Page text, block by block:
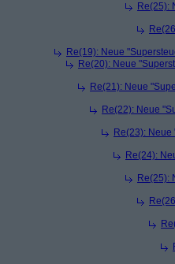
Re(25):
Re(19): Neue
Re(20): Neue
Re(21): Neue
Re(22): Neue
Re(23):
Re(24):
Re(25):